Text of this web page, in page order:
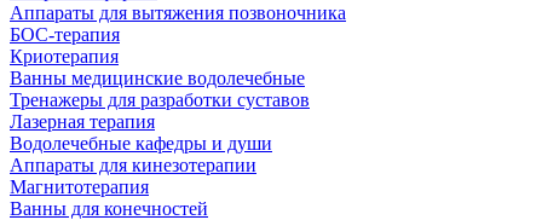
Аппараты для вытяжения позвоночника
БОС-терапия
Криотерапия
Ванны медицинские водолечебные
Тренажеры для разработки суставов
Лазерная терапия
Водолечебные кафедры и души
Аппараты для кинезотерапии
Магнитотерапия
Ванны для конечностей